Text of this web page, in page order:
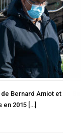
Bernard Amiot et de
2015 […]